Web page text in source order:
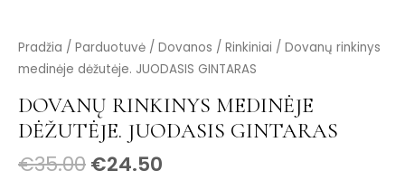
Pradžia / Parduotuvė / Dovanos / Rinkiniai / Dovanų rinkinys
medinėje dėžutėje. JUODASIS GINTARAS
DOVANŲ RINKINYS MEDINĖJE
DĖŽUTĖJE. JUODASIS GINTARAS
€35.00€24.50
produkto
kiekis:
rinkinys
medinėje
dėžutėje.